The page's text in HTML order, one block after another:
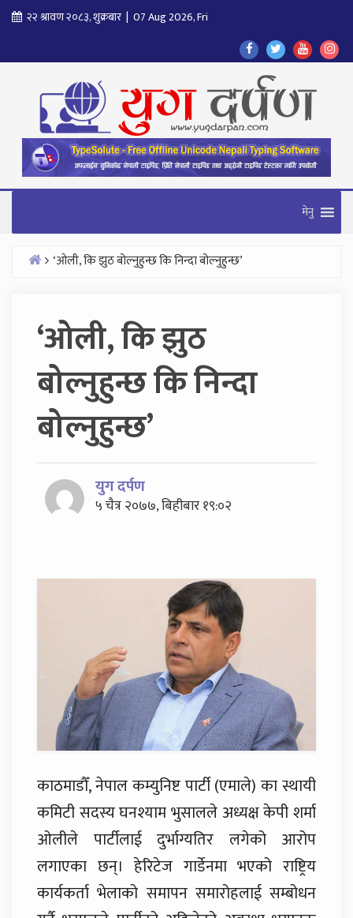
Skip २२ श्रावण २०८३, शुक्रबार | 07 Aug 2026, Fri
Find
Us
On
Facebook
Find
Us
On
Twitter
Find
Us
On
Youtube
Us
मेनु
‘ओली, कि झुठ बोल्नुहुन्छ कि निन्दा बोल्नुहुन्छ’
‘ओली, कि झुठ
बोल्नुहुन्छ कि निन्दा
बोल्नुहुन्छ’
युग दर्पण
५ चैत्र २०७७, बिहीबार १९:०२
काठमाडौँ, नेपाल कम्युनिष्ट पार्टी (एमाले) का स्थायी
कमिटी सदस्य घनश्याम भुसालले अध्यक्ष केपी शर्मा
ओलीले पार्टीलाई दुर्भाग्यतिर लगेको आरोप
लगाएका छन्। हेरिटेज गार्डेनमा भएको राष्ट्रिय
कार्यकर्ता भेलाको समापन समारोहलाई सम्बोधन